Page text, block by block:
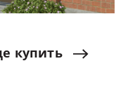
купить